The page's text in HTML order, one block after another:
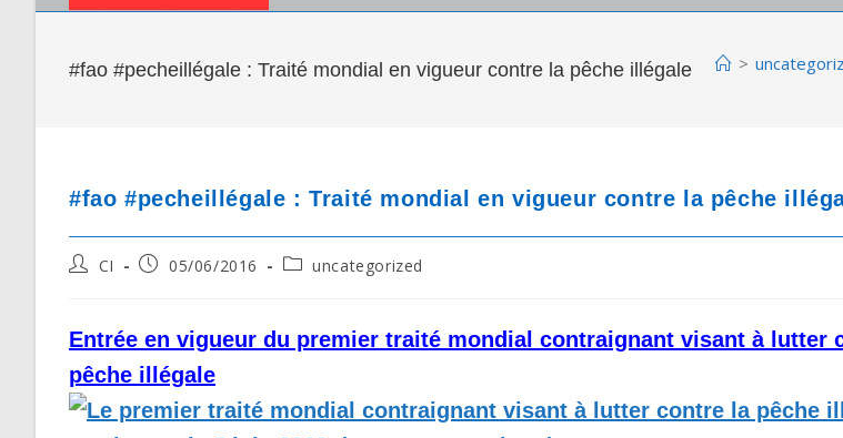
#fao #pecheillégale : Traité mondial en vigueur contre la pêche illégale >
#fao #pecheillégale : Traité mondial en vigueur contre la pêche
PostCI
Post05/06/2016
Postuncategorized
Entrée en vigueur du premier traité mondial contraignant visant à lutter
pêche illégale